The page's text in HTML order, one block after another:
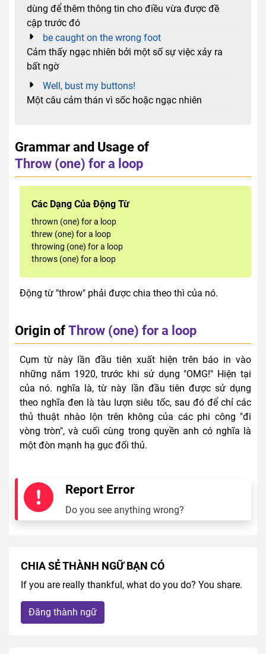
dùng để thêm thông tin cho điều vừa được đề
cập trước đó
be caught on the wrong foot
Cảm thấy ngạc nhiên bởi một số sự việc xảy ra
bất ngờ
Well, bust my buttons!
Một câu cảm thán vì sốc hoặc ngạc nhiên
Grammar and Usage of
Throw (one) for a loop
Các Dạng Của Động Từ
thrown (one) for a loop
threw (one) for a loop
throwing (one) for a loop
throws (one) for a loop
Động từ "throw" phải được chia theo thì của nó.
Origin ofThrow (one) for a loop
Cụm từ này lần đầu tiên xuất hiện trên báo in vào
những năm 1920, trước khi sử dụng "OMG!" Hiện tại
của nó. nghĩa là, từ này lần đầu tiên được sử dụng
theo nghĩa đen là tàu lượn siêu tốc, sau đó để chỉ các
thủ thuật nhào lộn trên không của các phi công "đi
vòng tròn", và cuối cùng trong quyền anh có nghĩa là
một đòn mạnh hạ gục đối thủ.
Report Error
Do you see anything wrong?
CHIA SẺ THÀNH NGỮ BẠN CÓ
If you are really thankful, what do you do? You share.
Đăng thành ngữ